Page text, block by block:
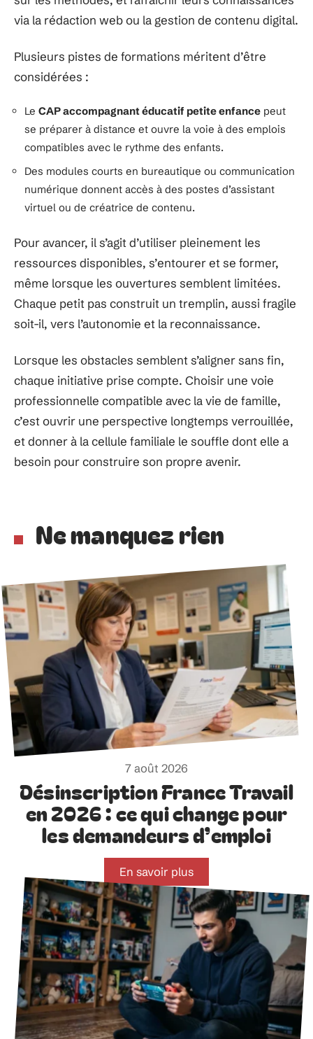
via la rédaction web ou la gestion de contenu digital.
Plusieurs pistes de formations méritent d’être
considérées :
Le CAP accompagnant éducatif petite enfance peut
se préparer à distance et ouvre la voie à des emplois
compatibles avec le rythme des enfants.
Des modules courts en bureautique ou communication
numérique donnent accès à des postes d’assistant
virtuel ou de créatrice de contenu.
Pour avancer, il s’agit d’utiliser pleinement les
ressources disponibles, s’entourer et se former,
même lorsque les ouvertures semblent limitées.
Chaque petit pas construit un tremplin, aussi fragile
soit-il, vers l’autonomie et la reconnaissance.
Lorsque les obstacles semblent s’aligner sans fin,
chaque initiative prise compte. Choisir une voie
professionnelle compatible avec la vie de famille,
c’est ouvrir une perspective longtemps verrouillée,
et donner à la cellule familiale le souffle dont elle a
besoin pour construire son propre avenir.
Ne manquez rien
7 août 2026
Désinscription France Travail
en 2026 : ce qui change pour
les demandeurs d’emploi
En savoir plus